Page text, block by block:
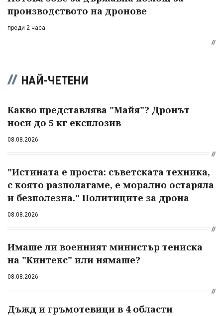
производството на дронове
преди 2 часа
НАЙ-ЧЕТЕНИ
Какво представлява "Майя"? Дронът
носи до 5 кг експлозив
08.08.2026
"Истината е проста: съветската техника,
с която разполагаме, е морално остаряла
и безполезна." Политиците за дрона
08.08.2026
Имаше ли военният министър тениска
на "Кинтекс" или нямаше?
08.08.2026
Дъжд и гръмотевици в 4 области